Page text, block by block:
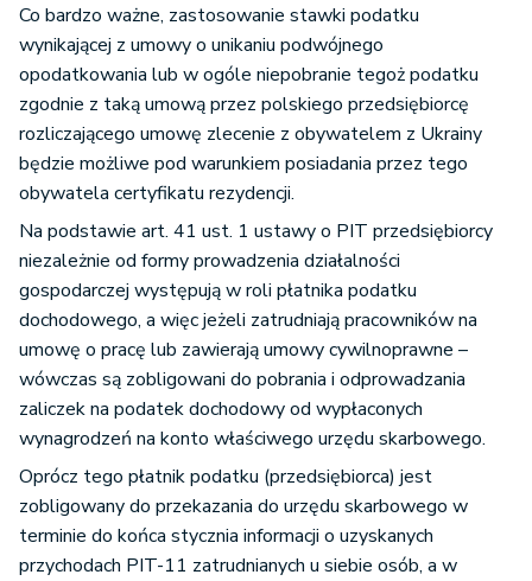
8.
osobowości prawnej, mające miejsce
zamieszkania, siedzibę lub zarząd
na terytorium RP, niezależnie od miejsca
zawarcia umowy i wykonania
świadczenia;
9.
niezrealizowanych zysków, o których
mowa w art. 30da.
Co bardzo ważne, zastosowanie stawki podatku
wynikającej z umowy o unikaniu podwójnego
opodatkowania lub w ogóle niepobranie tegoż podatku
zgodnie z taką umową przez polskiego przedsiębiorcę
rozliczającego umowę zlecenie z obywatelem z Ukrainy
będzie możliwe pod warunkiem posiadania przez tego
obywatela certyfikatu rezydencji.
Na podstawie art. 41 ust. 1 ustawy o PIT przedsiębiorcy
niezależnie od formy prowadzenia działalności
gospodarczej występują w roli płatnika podatku
dochodowego, a więc jeżeli zatrudniają pracowników na
umowę o pracę lub zawierają umowy cywilnoprawne –
wówczas są zobligowani do pobrania i odprowadzania
zaliczek na podatek dochodowy od wypłaconych
wynagrodzeń na konto właściwego urzędu skarbowego.
Oprócz tego płatnik podatku (przedsiębiorca) jest
zobligowany do przekazania do urzędu skarbowego w
terminie do końca stycznia informacji o uzyskanych
przychodach PIT-11 zatrudnianych u siebie osób, a w